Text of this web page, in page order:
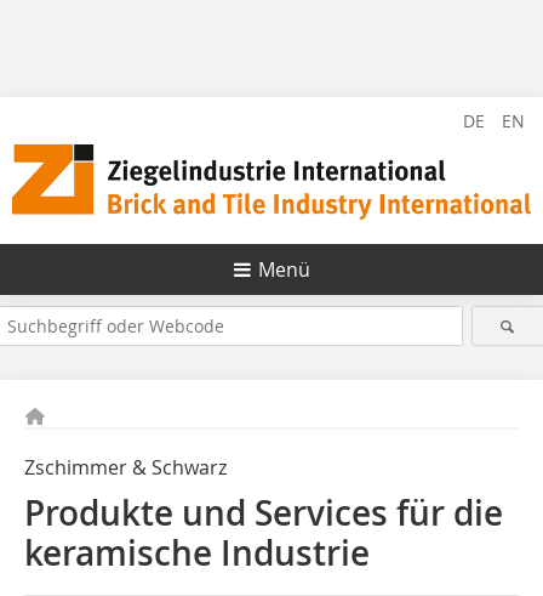
DE EN
Menü
Zschimmer & Schwarz
Produkte und Services für die
keramische Industrie